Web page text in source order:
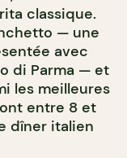
classique.
— une
avec
di Parma — et
les meilleures
entre 8 et
dîner italien